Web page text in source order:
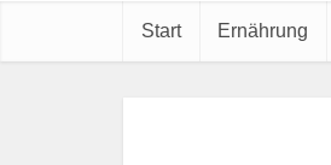
Start Ernährung